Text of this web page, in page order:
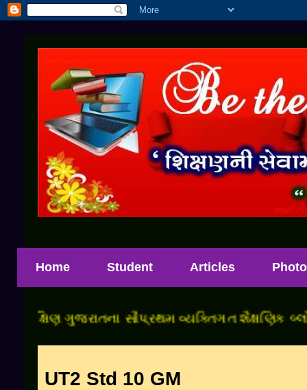
Home Student Articles
દક્ષિણ ગુજરાતના સૌપ્રથમ વ્યક્તિગત શૈક્ષણિક
UT2 Std 10 GM